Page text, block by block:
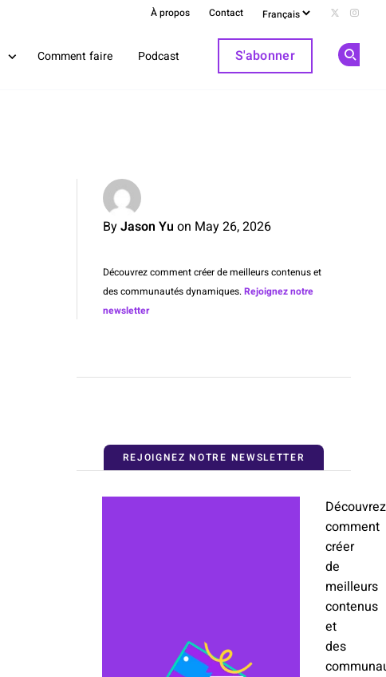
À propos Contact Follow
Comment faire Podcast S'abonner
By Jason Yu on May 26, 2026
Découvrez comment créer de meilleurs contenus et
des communautés dynamiques. Rejoignez notre
newsletter
REJOIGNEZ NOTRE NEWSLETTER
Découvrez
comment
créer
de
meilleurs
contenus
et
des